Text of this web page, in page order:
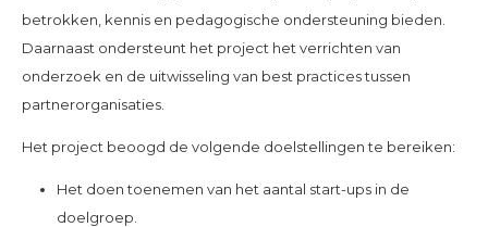
betrokken, kennis en pedagogische ondersteuning bieden.
Daarnaast ondersteunt het project het verrichten van
onderzoek en de uitwisseling van best practices tussen
partnerorganisaties.
Het project beoogd de volgende doelstellingen te bereiken:
Het doen toenemen van het aantal start-ups in de
doelgroep.